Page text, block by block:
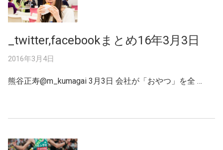
_twitter,facebookまとめ16年3月3日
2016年3月4日
熊谷正寿@m_kumagai 3月3日 会社が「おやつ」を全 …